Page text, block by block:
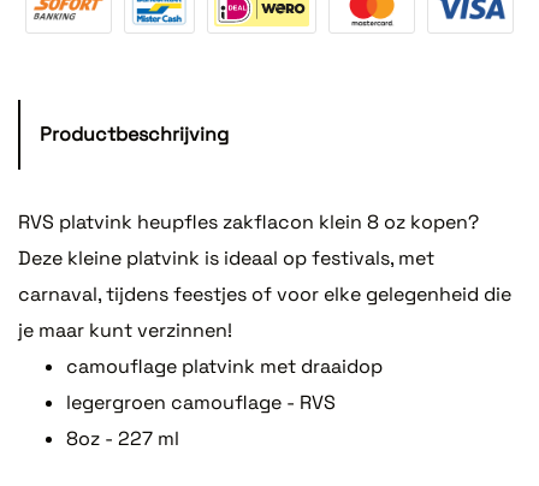
Productbeschrijving
RVS platvink heupfles zakflacon klein 8 oz kopen?
Deze kleine platvink is ideaal op festivals, met
carnaval, tijdens feestjes of voor elke gelegenheid die
je maar kunt verzinnen!
camouflage platvink met draaidop
legergroen camouflage - RVS
8oz - 227 ml